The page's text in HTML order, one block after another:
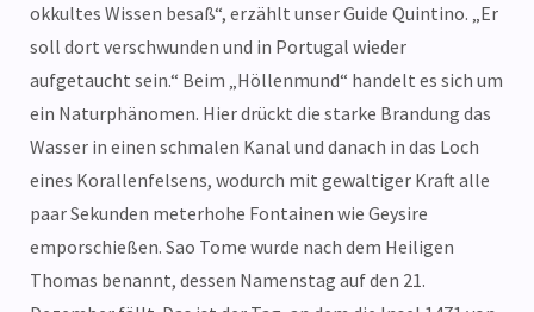
okkultes Wissen besaß“, erzählt unser Guide Quintino. „Er
soll dort verschwunden und in Portugal wieder
aufgetaucht sein.“ Beim „Höllenmund“ handelt es sich um
ein Naturphänomen. Hier drückt die starke Brandung das
Wasser in einen schmalen Kanal und danach in das Loch
eines Korallenfelsens, wodurch mit gewaltiger Kraft alle
paar Sekunden meterhohe Fontainen wie Geysire
emporschießen. Sao Tome wurde nach dem Heiligen
Thomas benannt, dessen Namenstag auf den 21.